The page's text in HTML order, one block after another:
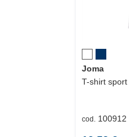
Joma
T-shirt sport
cod. 100912